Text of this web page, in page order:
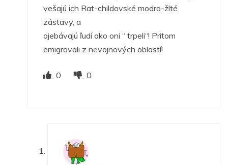
vešajú ich Rat-childovské modro-žlté
zástavy, a
ojebávajú ľudí ako oni “ trpeli“! Pritom
emigrovali z nevojnových oblastí!
0 0